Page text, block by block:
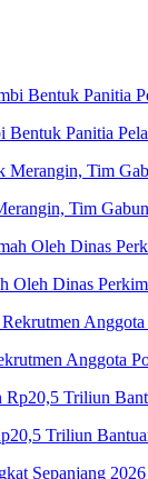
Bentuk Panitia
Tim
Oleh Dinas
Anggota
Triliun